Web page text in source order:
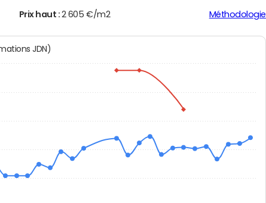
Prix haut : 2 605 €/m2 Méthodologie
estimations JDN)